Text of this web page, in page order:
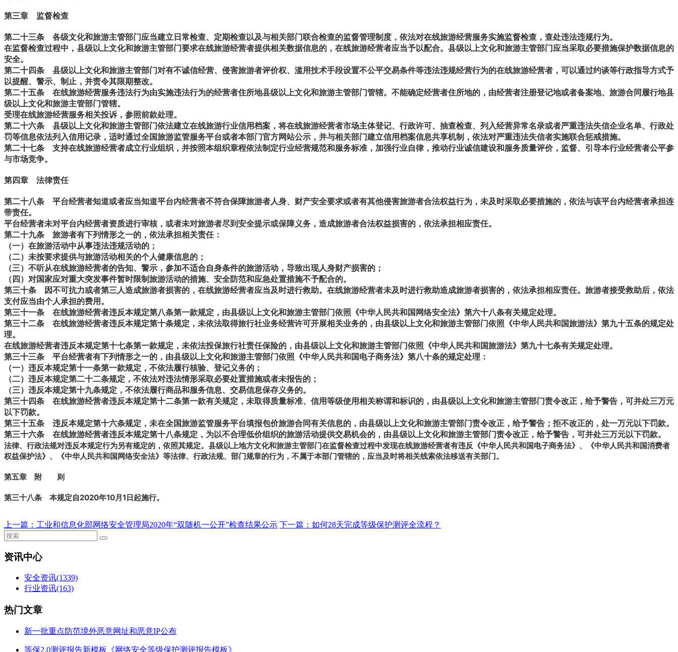
第三章 监督检查
第二十三条 各级文化和旅游主管部门应当建立日常检查、定期检查以及与相关部门联合检查的监督管理制度，依法对在线旅游经营服务实施监督检查，查处违法违规行为。
在监督检查过程中，县级以上文化和旅游主管部门要求在线旅游经营者提供相关数据信息的，在线旅游经营者应当予以配合。县级以上文化和旅游主管部门应当采取必要措施保护数据信息的
安全。
第二十四条 县级以上文化和旅游主管部门对有不诚信经营、侵害旅游者评价权、滥用技术手段设置不公平交易条件等违法违规经营行为的在线旅游经营者，可以通过约谈等行政指导方式予
以提醒、警示、制止，并责令其限期整改。
第二十五条 在线旅游经营服务违法行为由实施违法行为的经营者住所地县级以上文化和旅游主管部门管辖。不能确定经营者住所地的，由经营者注册登记地或者备案地、旅游合同履行地县
级以上文化和旅游主管部门管辖。
受理在线旅游经营服务相关投诉，参照前款处理。
第二十六条 县级以上文化和旅游主管部门依法建立在线旅游行业信用档案，将在线旅游经营者市场主体登记、行政许可、抽查检查、列入经营异常名录或者严重违法失信企业名单、行政处
罚等信息依法列入信用记录，适时通过全国旅游监管服务平台或者本部门官方网站公示，并与相关部门建立信用档案信息共享机制，依法对严重违法失信者实施联合惩戒措施。
第二十七条 支持在线旅游经营者成立行业组织，并按照本组织章程依法制定行业经营规范和服务标准，加强行业自律，推动行业诚信建设和服务质量评价，监督、引导本行业经营者公平参
与市场竞争。
第四章 法律责任
第二十八条 平台经营者知道或者应当知道平台内经营者不符合保障旅游者人身、财产安全要求或者有其他侵害旅游者合法权益行为，未及时采取必要措施的，依法与该平台内经营者承担连
带责任。
平台经营者未对平台内经营者资质进行审核，或者未对旅游者尽到安全提示或保障义务，造成旅游者合法权益损害的，依法承担相应责任。
第二十九条 旅游者有下列情形之一的，依法承担相关责任：
（一）在旅游活动中从事违法违规活动的；
（二）未按要求提供与旅游活动相关的个人健康信息的；
（三）不听从在线旅游经营者的告知、警示，参加不适合自身条件的旅游活动，导致出现人身财产损害的；
（四）对国家应对重大突发事件暂时限制旅游活动的措施、安全防范和应急处置措施不予配合的。
第三十条 因不可抗力或者第三人造成旅游者损害的，在线旅游经营者应当及时进行救助。在线旅游经营者未及时进行救助造成旅游者损害的，依法承担相应责任。旅游者接受救助后，依法
支付应当由个人承担的费用。
第三十一条 在线旅游经营者违反本规定第八条第一款规定，由县级以上文化和旅游主管部门依照《中华人民共和国网络安全法》第六十八条有关规定处理。
第三十二条 在线旅游经营者违反本规定第十条规定，未依法取得旅行社业务经营许可开展相关业务的，由县级以上文化和旅游主管部门依照《中华人民共和国旅游法》第九十五条的规定处
理。
在线旅游经营者违反本规定第十七条第一款规定，未依法投保旅行社责任保险的，由县级以上文化和旅游主管部门依照《中华人民共和国旅游法》第九十七条有关规定处理。
第三十三条 平台经营者有下列情形之一的，由县级以上文化和旅游主管部门依照《中华人民共和国电子商务法》第八十条的规定处理：
（一）违反本规定第十一条第一款规定，不依法履行核验、登记义务的；
（二）违反本规定第二十二条规定，不依法对违法情形采取必要处置措施或者未报告的；
（三）违反本规定第十九条规定，不依法履行商品和服务信息、交易信息保存义务的。
第三十四条 在线旅游经营者违反本规定第十二条第一款有关规定，未取得质量标准、信用等级使用相关称谓和标识的，由县级以上文化和旅游主管部门责令改正，给予警告，可并处三万元
以下罚款。
第三十五条 违反本规定第十六条规定，未在全国旅游监管服务平台填报包价旅游合同有关信息的，由县级以上文化和旅游主管部门责令改正，给予警告；拒不改正的，处一万元以下罚款。
第三十六条 在线旅游经营者违反本规定第十八条规定，为以不合理低价组织的旅游活动提供交易机会的，由县级以上文化和旅游主管部门责令改正，给予警告，可并处三万元以下罚款。
法律、行政法规对违反本规定行为另有规定的，依照其规定。县级以上地方文化和旅游主管部门在监督检查过程中发现在线旅游经营者有违反《中华人民共和国电子商务法》、《中华人民共和国消费者
权益保护法》、《中华人民共和国网络安全法》等法律、行政法规、部门规章的行为，不属于本部门管辖的，应当及时将相关线索依法移送有关部门。
第五章 附 则
第三十八条 本规定自2020年10月1日起施行。
上一篇： 工业和信息化部网络安全管理局2020年“双随机一公开”检查结果公示 下一篇： 如何28天完成等级保护测评全流程？
资讯中心
安全资讯(1339)
行业资讯(163)
热门文章
新一批重点防范境外恶意网址和恶意IP公布
等保2.0测评报告新模板《网络安全等级保护测评报告模板》